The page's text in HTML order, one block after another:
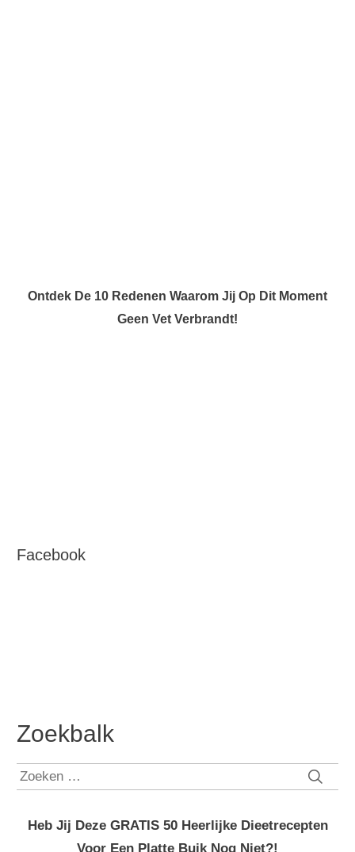
Ontdek De 10 Redenen Waarom Jij Op Dit Moment
Geen Vet Verbrandt!
Facebook
Zoekbalk
Zoeken
Heb Jij Deze GRATIS 50 Heerlijke Dieetrecepten
Voor Een Platte Buik Nog Niet?!